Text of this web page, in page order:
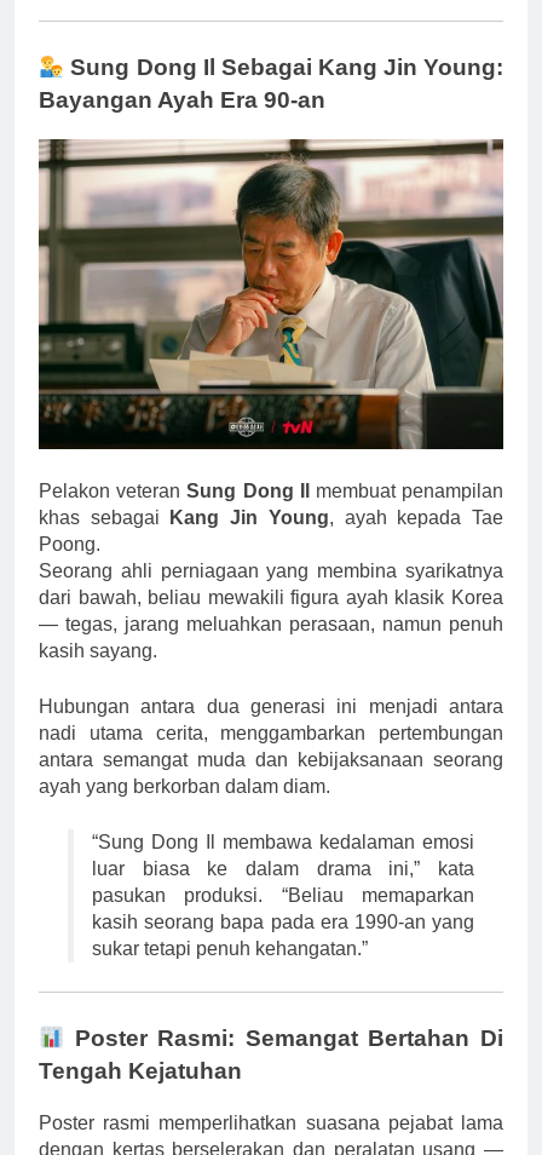
Sung Dong Il Sebagai Kang Jin Young:
Bayangan Ayah Era 90-an
Pelakon veteranSung Dong Il
membuat penampilan
khas sebagai
Kang Jin Young, ayah kepada Tae
Poong.
Seorang ahli perniagaan yang membina syarikatnya
dari bawah, beliau mewakili figura ayah klasik Korea
— tegas, jarang meluahkan perasaan, namun penuh
kasih sayang.
Hubungan antara dua generasi ini menjadi antara
nadi utama cerita, menggambarkan pertembungan
antara semangat muda dan kebijaksanaan seorang
ayah yang berkorban dalam diam.
“Sung Dong Il membawa kedalaman emosi
luar biasa ke dalam drama ini,” kata
pasukan produksi. “Beliau memaparkan
kasih seorang bapa pada era 1990-an yang
sukar tetapi penuh kehangatan.”
Poster Rasmi: Semangat Bertahan Di
Tengah Kejatuhan
Poster rasmi memperlihatkan suasana pejabat lama
dengan kertas berselerakan dan peralatan usang —